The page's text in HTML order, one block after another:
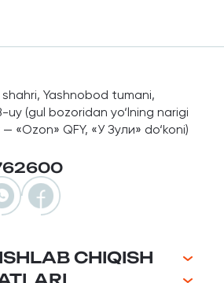
Yashnobod tumani,
uy (gul bozoridan yo‘lning narigi
«Ozon» QFY, «У Зули» do‘koni)
CHIQISH